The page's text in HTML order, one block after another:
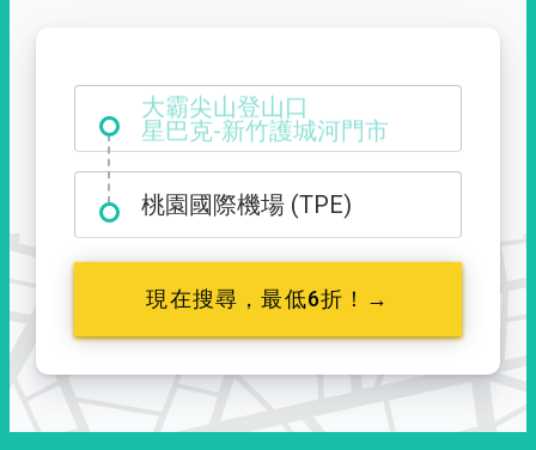
大霸尖山登山口
桃園國際機場 (TPE)
現在搜尋，最低6折！→